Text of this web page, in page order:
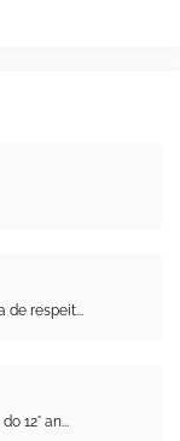
respeit...
12° an...